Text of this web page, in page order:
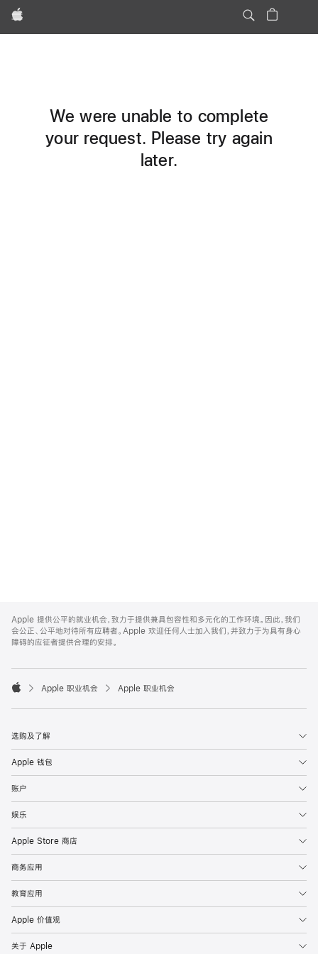
Apple
We were unable to complete
your request. Please try again
later.
Footer
Apple 提供公平的就业机会，致力于提供兼具包容性和多元化的工作环境。因此，我们
会公正、公平地对待所有应聘者。Apple 欢迎任何人士加入我们，并致力于为具有身心
障碍的应征者提供合理的安排。

Apple 职业机会 Apple 职业机会
选购及了解
Apple 钱包
账户
娱乐
Apple Store 商店
商务应用
教育应用
Apple 价值观
关于 Apple